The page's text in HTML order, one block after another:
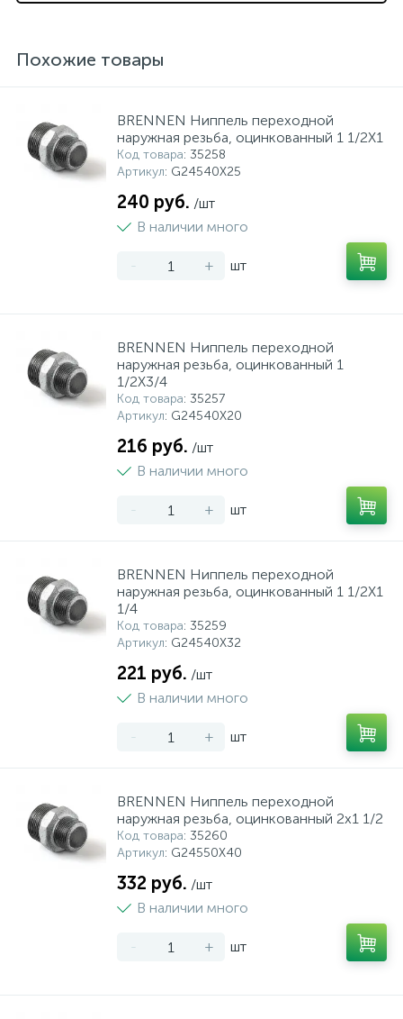
Похожие товары
BRENNEN Ниппель переходной
наружная резьба, оцинкованный 1 1/2X1
Код товара: 35258
Артикул: G24540X25
240 руб. /шт
В наличии много
- + шт
BRENNEN Ниппель переходной
наружная резьба, оцинкованный 1
1/2X3/4
Код товара: 35257
Артикул: G24540X20
216 руб. /шт
В наличии много
- + шт
BRENNEN Ниппель переходной
наружная резьба, оцинкованный 1 1/2X1
1/4
Код товара: 35259
Артикул: G24540X32
221 руб. /шт
В наличии много
- + шт
BRENNEN Ниппель переходной
наружная резьба, оцинкованный 2x1 1/2
Код товара: 35260
Артикул: G24550X40
332 руб. /шт
В наличии много
- + шт